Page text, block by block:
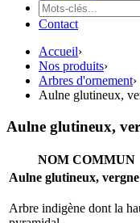
Contact
Accueil›
Nos produits›
Arbres d'ornement›
Aulne glutineux,
Aulne glutineux,
NOM COMMUN
Aulne glutineux, vergne
Arbre indigène dont la